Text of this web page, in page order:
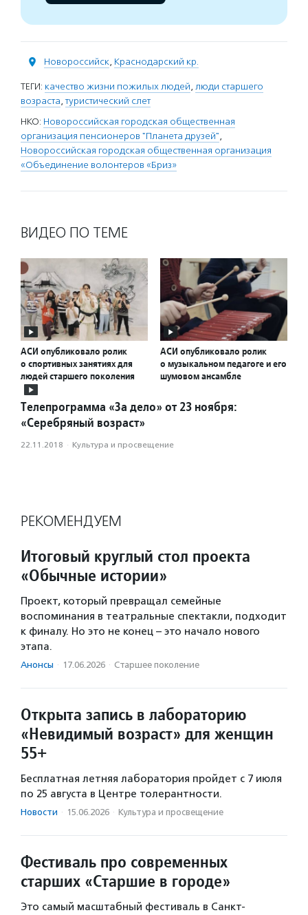
Новороссийск, Краснодарский кр.
ТЕГИ: качество жизни пожилых людей, люди старшего
возраста,туристический слет
НКО: Новороссийская городская общественная
организация пенсионеров "Планета друзей",
Новороссийская городская общественная организация
«Объединение волонтеров «Бриз»
ВИДЕО ПО ТЕМЕ
АСИ опубликовало ролик
о спортивных занятиях для
людей старшего поколения
АСИ опубликовало ролик
о музыкальном педагоге и его
шумовом ансамбле
Телепрограмма «За дело» от 23 ноября:
«Серебряный возраст»
22.11.2018 · Культура и просвещение
РЕКОМЕНДУЕМ
Итоговый круглый стол проекта
«Обычные истории»
Проект, который превращал семейные
воспоминания в театральные спектакли, подходит
к финалу. Но это не конец – это начало нового
этапа.
Анонсы · 17.06.2026 · Старшее поколение
Открыта запись в лабораторию
«Невидимый возраст» для женщин
55+
Бесплатная летняя лаборатория пройдет c 7 июля
по 25 августа в Центре толерантности.
Новости · 15.06.2026 · Культура и просвещение
Фестиваль про современных
старших «Старшие в городе»
Это самый масштабный фестиваль в Санкт-